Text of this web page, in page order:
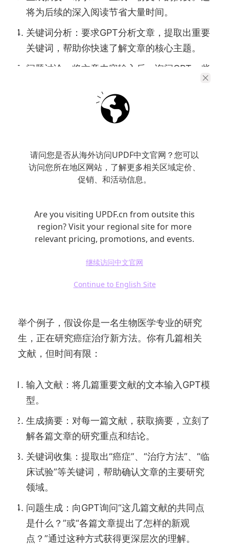
请问您是否从海外访问UPDF中文官网？您可以
访问您所在地区网站，了解更多相关区域定价、
促销、和活动信息。
Are you visiting UPDF.cn from outsite this
region? Visit your regional site for more
relevant pricing, promotions, and events.
继续访问中文官网
Continue to English Site
将为后续的深入阅读节省大量时间。
关键词分析：要求GPT分析文章，提取出重要
关键词，帮助你快速了解文章的核心主题。
问题讨论：将文章内容输入后，询问GPT一些
关键问题，例如“这篇文章主要探讨了哪些问
题？”或“作者提出了哪些研究假设？”等。
对比与总结：如果你有多篇相关文献，可以输
四、GPT在文献阅读中的应用实例
举个例子，假设你是一名生物医学专业的研究
生，正在研究癌症治疗新方法。你有几篇相关
文献，但时间有限：
输入文献：将几篇重要文献的文本输入GPT模
型。
生成摘要：对每一篇文献，获取摘要，立刻了
解各篇文章的研究重点和结论。
关键词收集：提取出“癌症”、“治疗方法”、“临
床试验”等关键词，帮助确认文章的主要研究
领域。
问题生成：向GPT询问“这几篇文献的共同点
是什么？”或“各篇文章提出了怎样的新观
点？”通过这种方式获得更深层次的理解。